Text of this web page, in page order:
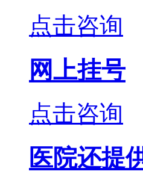
点击咨询
网上挂号
点击咨询
医院还提